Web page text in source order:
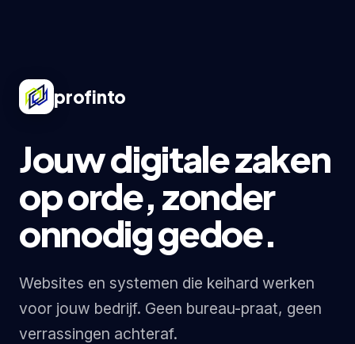
profinto
Jouw digitale zaken
op orde, zonder
onnodig gedoe.
Websites en systemen die keihard werken
voor jouw bedrijf. Geen bureau-praat, geen
verrassingen achteraf.